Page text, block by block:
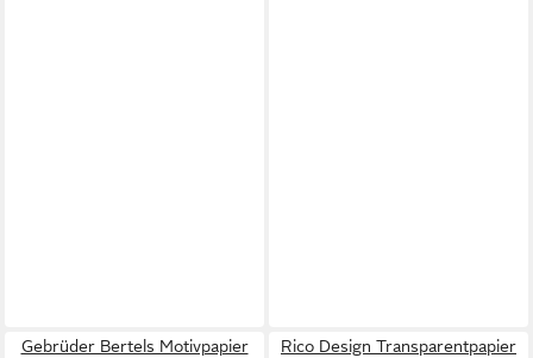
Gebrüder Bertels Motivpapier
Rico Design Transparentpapier